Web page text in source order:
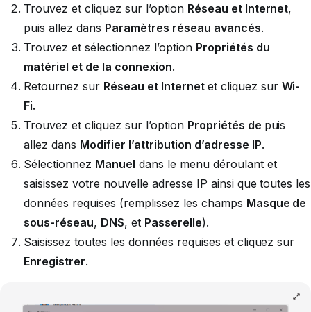
Trouvez et cliquez sur l’option Réseau et Internet,
puis allez dans Paramètres réseau avancés.
Trouvez et sélectionnez l’option Propriétés du
matériel et de la connexion.
Retournez sur Réseau et Internet et cliquez sur Wi-
Fi.
Trouvez et cliquez sur l’option Propriétés de puis
allez dans Modifier l’attribution d’adresse IP.
Sélectionnez Manuel dans le menu déroulant et
saisissez votre nouvelle adresse IP ainsi que toutes les
données requises (remplissez les champs Masque de
sous-réseau, DNS, et Passerelle).
Saisissez toutes les données requises et cliquez sur
Enregistrer.